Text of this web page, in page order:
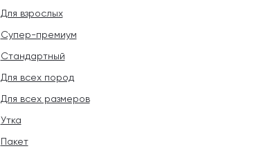
Для взрослых
Супер-премиум
Стандартный
Для всех пород
Для всех размеров
Утка
Пакет